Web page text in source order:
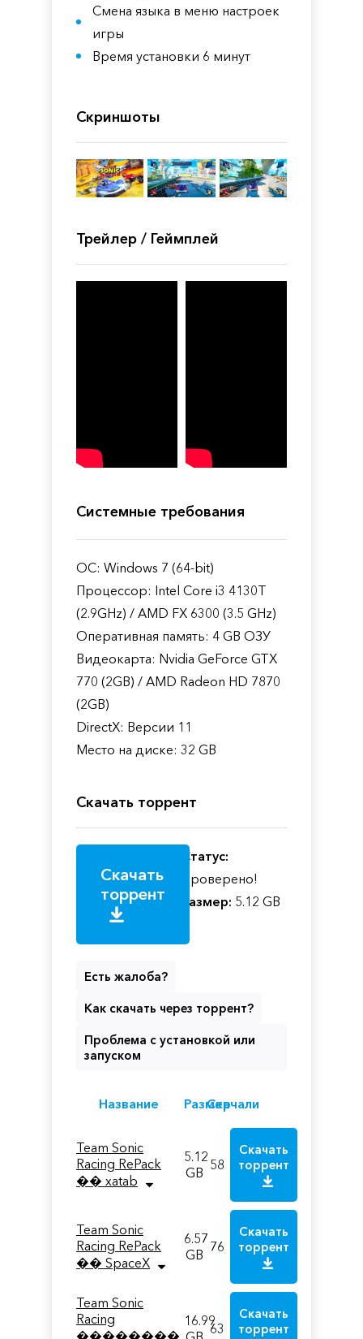
Смена языка в меню настроек
игры
Время установки 6 минут
Скриншоты
Трейлер / Геймплей
Системные требования
ОС: Windows 7 (64-bit)
Процессор: Intel Core i3 4130T
(2.9GHz) / AMD FX 6300 (3.5 GHz)
Оперативная память: 4 GB ОЗУ
Видеокарта: Nvidia GeForce GTX
770 (2GB) / AMD Radeon HD 7870
(2GB)
DirectX: Версии 11
Место на диске: 32 GB
Скачать торрент
Скачать
торрент
Статус:
Проверено!
Размер: 5.12 GB
Есть жалоба?
Как скачать через торрент?
Проблема с установкой или
запуском
Название РазмерСкачали
Team Sonic
Racing RePack
�� xatab
5.12
GB 58
Скачать
торрент
Team Sonic
Racing RePack
�� SpaceX
6.57
GB 76
Скачать
торрент
Team Sonic
Racing
16.9963
Скачать
торрент